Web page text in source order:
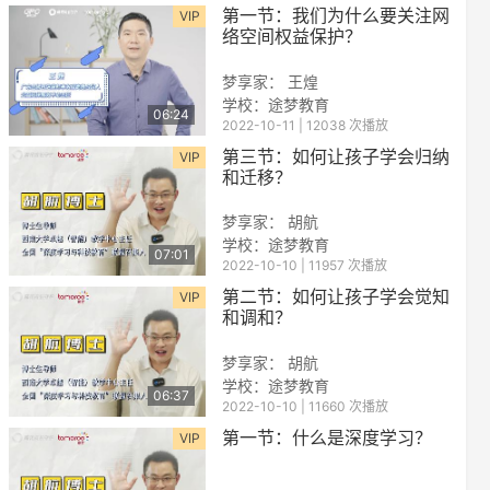
VIP
06:24
第一节：我们为什么要关注网
络空间权益保护？
梦享家： 王煌
学校： 途梦教育
2022-10-11 | 12038 次播放
VIP
07:01
第三节：如何让孩子学会归纳
和迁移？
梦享家： 胡航
学校： 途梦教育
2022-10-10 | 11957 次播放
VIP
06:37
第二节：如何让孩子学会觉知
和调和？
梦享家： 胡航
学校： 途梦教育
2022-10-10 | 11660 次播放
VIP
第一节：什么是深度学习？